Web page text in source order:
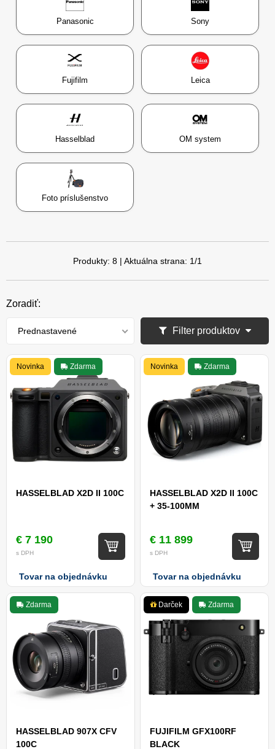
Panasonic Sony
Fujifilm Leica
Hasselblad OM system
Foto príslušenstvo
Produkty: 8 | Aktuálna strana: 1/1
Zoradiť:
Prednastavené Filter produktov
Novinka Zdarma
HASSELBLAD X2D II 100C
€ 7 190
s DPH
Tovar na objednávku
Novinka Zdarma
HASSELBLAD X2D II 100C
+ 35-100MM
€ 11 899
s DPH
Tovar na objednávku
Zdarma
HASSELBLAD 907X CFV
100C
Darček Zdarma
FUJIFILM GFX100RF
BLACK